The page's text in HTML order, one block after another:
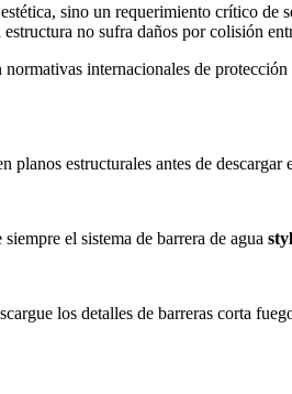
sino un requerimiento crítico de
no sufra daños por colisión
internacionales de
planos estructurales antes de
el sistema de barrera de agua
los detalles de barreras corta